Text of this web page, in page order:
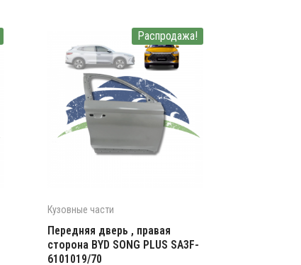
Распродажа!
Кузовные части
Передняя дверь , правая
сторона BYD SONG PLUS SA3F-
6101019/70